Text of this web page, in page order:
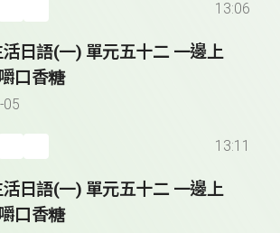
13:06
日語(一) 單元五十二 一邊上
口香糖
05
13:11
日語(一) 單元五十二 一邊上
口香糖